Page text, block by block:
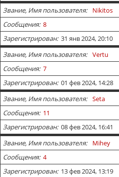
Звание, Имя пользователя
Nikitos
Сообщения 8
Зарегистрирован 31 янв 2024, 20:10
Звание, Имя пользователя
Vertu
Сообщения 7
Зарегистрирован 01 фев 2024, 14:28
Звание, Имя пользователя
Seta
Сообщения 11
Зарегистрирован 08 фев 2024, 16:41
Звание, Имя пользователя
Mihey
Сообщения 4
Зарегистрирован 13 фев 2024, 13:19